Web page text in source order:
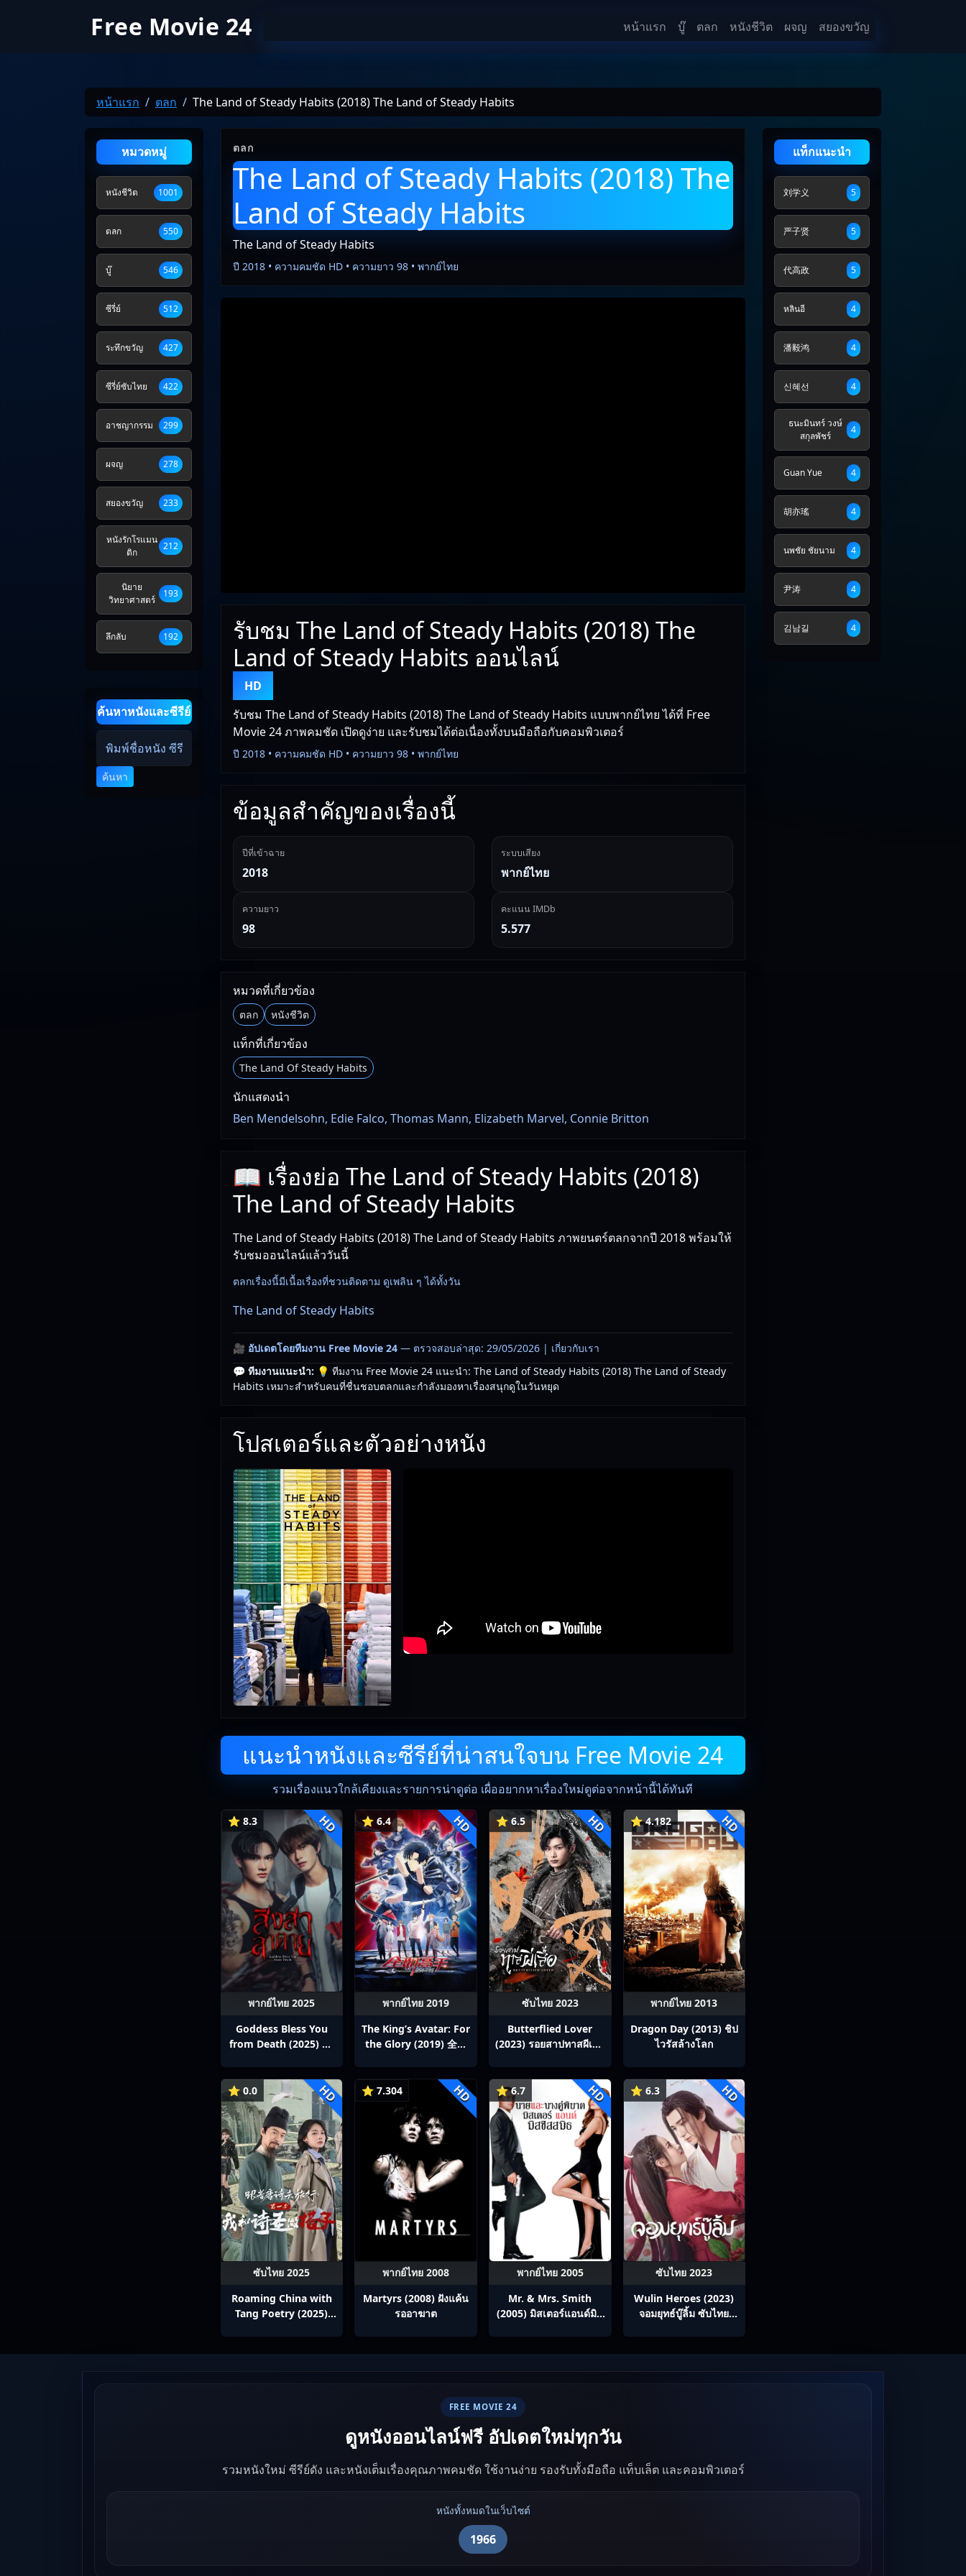
Free Movie 24 หน้าแรก บู๊ ตลก หนังชีวิต ผจญ สยองขวัญ
หน้าแรก ตลก The Land of Steady Habits (2018) The Land of Steady Habits
หมวดหมู่
หนังชีวิต 1001
ตลก 550
บู๊ 546
ซีรี่ย์ 512
ระทึกขวัญ 427
ซีรี่ย์ซับไทย 422
อาชญากรรม 299
ผจญ 278
สยองขวัญ 233
หนังรักโรแมน
ติก
212
นิยาย
วิทยาศาสตร์
193
ลึกลับ 192
ค้นหาหนังและซีรีย์
ค้นหา
ตลก
The Land of Steady Habits (2018) The
Land of Steady Habits
The Land of Steady Habits
ปี 2018 • ความคมชัด HD • ความยาว 98 • พากย์ไทย
รับชม The Land of Steady Habits (2018) The
Land of Steady Habits ออนไลน์
HD
รับชม The Land of Steady Habits (2018) The Land of Steady Habits แบบพากย์ไทย ได้ที่ Free
Movie 24 ภาพคมชัด เปิดดูง่าย และรับชมได้ต่อเนื่องทั้งบนมือถือกับคอมพิวเตอร์
ปี 2018 • ความคมชัด HD • ความยาว 98 • พากย์ไทย
ข้อมูลสำคัญของเรื่องนี้
ปีที่เข้าฉาย
2018
ระบบเสียง
พากย์ไทย
ความยาว
98
คะแนน IMDb
5.577
หมวดที่เกี่ยวข้อง
ตลก หนังชีวิต
แท็กที่เกี่ยวข้อง
The Land Of Steady Habits
นักแสดงนำ
Ben Mendelsohn, Edie Falco, Thomas Mann, Elizabeth Marvel, Connie Britton
📖 เรื่องย่อ The Land of Steady Habits (2018)
The Land of Steady Habits
The Land of Steady Habits (2018) The Land of Steady Habits ภาพยนตร์ตลกจากปี 2018 พร้อมให้
รับชมออนไลน์แล้ววันนี้
ตลกเรื่องนี้มีเนื้อเรื่องที่ชวนติดตาม ดูเพลิน ๆ ได้ทั้งวัน
The Land of Steady Habits
🎥 อัปเดตโดยทีมงาน Free Movie 24— ตรวจสอบล่าสุด: 29/05/2026 | เกี่ยวกับเรา
💬 ทีมงานแนะนำ: 💡 ทีมงาน Free Movie 24 แนะนำ: The Land of Steady Habits (2018) The Land of Steady
Habits เหมาะสำหรับคนที่ชื่นชอบตลกและกำลังมองหาเรื่องสนุกดูในวันหยุด
โปสเตอร์และตัวอย่างหนัง
แนะนำหนังและซีรีย์ที่น่าสนใจบน Free Movie 24
รวมเรื่องแนวใกล้เคียงและรายการน่าดูต่อ เผื่ออยากหาเรื่องใหม่ดูต่อจากหน้านี้ได้ทันที
⭐ 8.3 HD
พากย์ไทย 2025
Goddess Bless You
from Death (2025) สิง
⭐ 6.4 HD
พากย์ไทย 2019
The King’s Avatar: For
the Glory (2019) 全职
⭐ 6.5 HD
ซับไทย 2023
Butterflied Lover
(2023) รอยสาปทาสผีเสื้อ
⭐ 4.182 HD
พากย์ไทย 2013
Dragon Day (2013) ชิป
ไวรัสล้างโลก
⭐ 0.0 HD
ซับไทย 2025
Roaming China with
Tang Poetry (2025)
⭐ 7.304 HD
พากย์ไทย 2008
Martyrs (2008) ฝังแค้น
รออาฆาต
⭐ 6.7 HD
พากย์ไทย 2005
Mr. & Mrs. Smith
(2005) มิสเตอร์แอนด์มิส
⭐ 6.3 HD
ซับไทย 2023
Wulin Heroes (2023)
จอมยุทธ์บู๊ลิ้ม ซับไทย
แท็กแนะนำ
刘学义 5
严子贤 5
代高政 5
หลินอี 4
潘毅鸿 4
신혜선 4
ธนะมินทร์ วงษ์
สกุลพัชร์
4
Guan Yue 4
胡亦瑤 4
นพชัย ชัยนาม 4
尹涛 4
김남길 4
FREE MOVIE 24
ดูหนังออนไลน์ฟรี อัปเดตใหม่ทุกวัน
รวมหนังใหม่ ซีรีย์ดัง และหนังเต็มเรื่องคุณภาพคมชัด ใช้งานง่าย รองรับทั้งมือถือ แท็บเล็ต และคอมพิวเตอร์
หนังทั้งหมดในเว็บไซต์
1966